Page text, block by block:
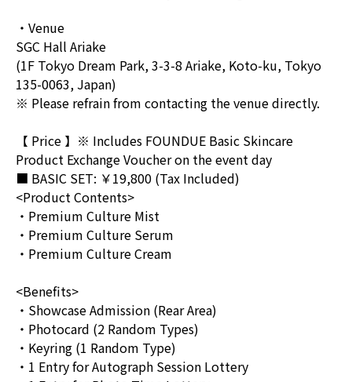
・Venue
SGC Hall Ariake
(1F Tokyo Dream Park, 3-3-8 Ariake, Koto-ku, Tokyo
135-0063, Japan)
※ Please refrain from contacting the venue directly.
【 Price 】※ Includes FOUNDUE Basic Skincare
Product Exchange Voucher on the event day
■ BASIC SET: ￥19,800 (Tax Included)
<Product Contents>
・Premium Culture Mist
・Premium Culture Serum
・Premium Culture Cream
<Benefits>
・Showcase Admission (Rear Area)
・Photocard (2 Random Types)
・Keyring (1 Random Type)
・1 Entry for Autograph Session Lottery